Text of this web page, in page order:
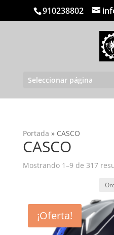
910238802
Seleccionar página
Portada » CASCO
CASCO
Mostrando 1–9 de 317
¡Oferta!